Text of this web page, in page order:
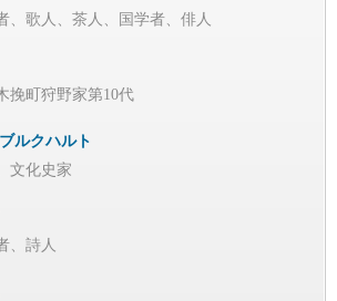
、歌人、茶人、国学者、俳人
挽町狩野家第10代
ルクハルト
文化史家
、詩人